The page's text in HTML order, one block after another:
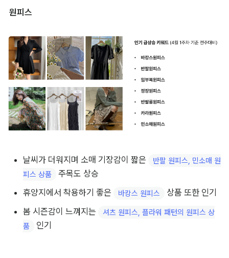
원피스
날씨가 더워지며 소매 기장감이 짧은
반팔 원피스, 민소매 원
피스 상품
주목도 상승
휴양지에서 착용하기 좋은
바캉스 원피스
상품 또한 인기
봄 시즌감이 느껴지는
셔츠 원피스, 플라워 패턴의 원피스 상
품
인기